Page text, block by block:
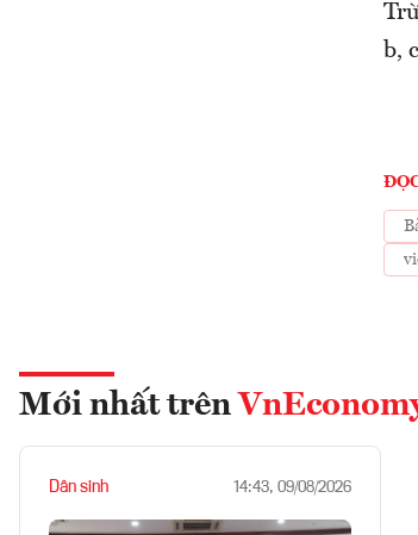
b,
Mới nhất trên
Dân sinh 14:43, 09/08/2026